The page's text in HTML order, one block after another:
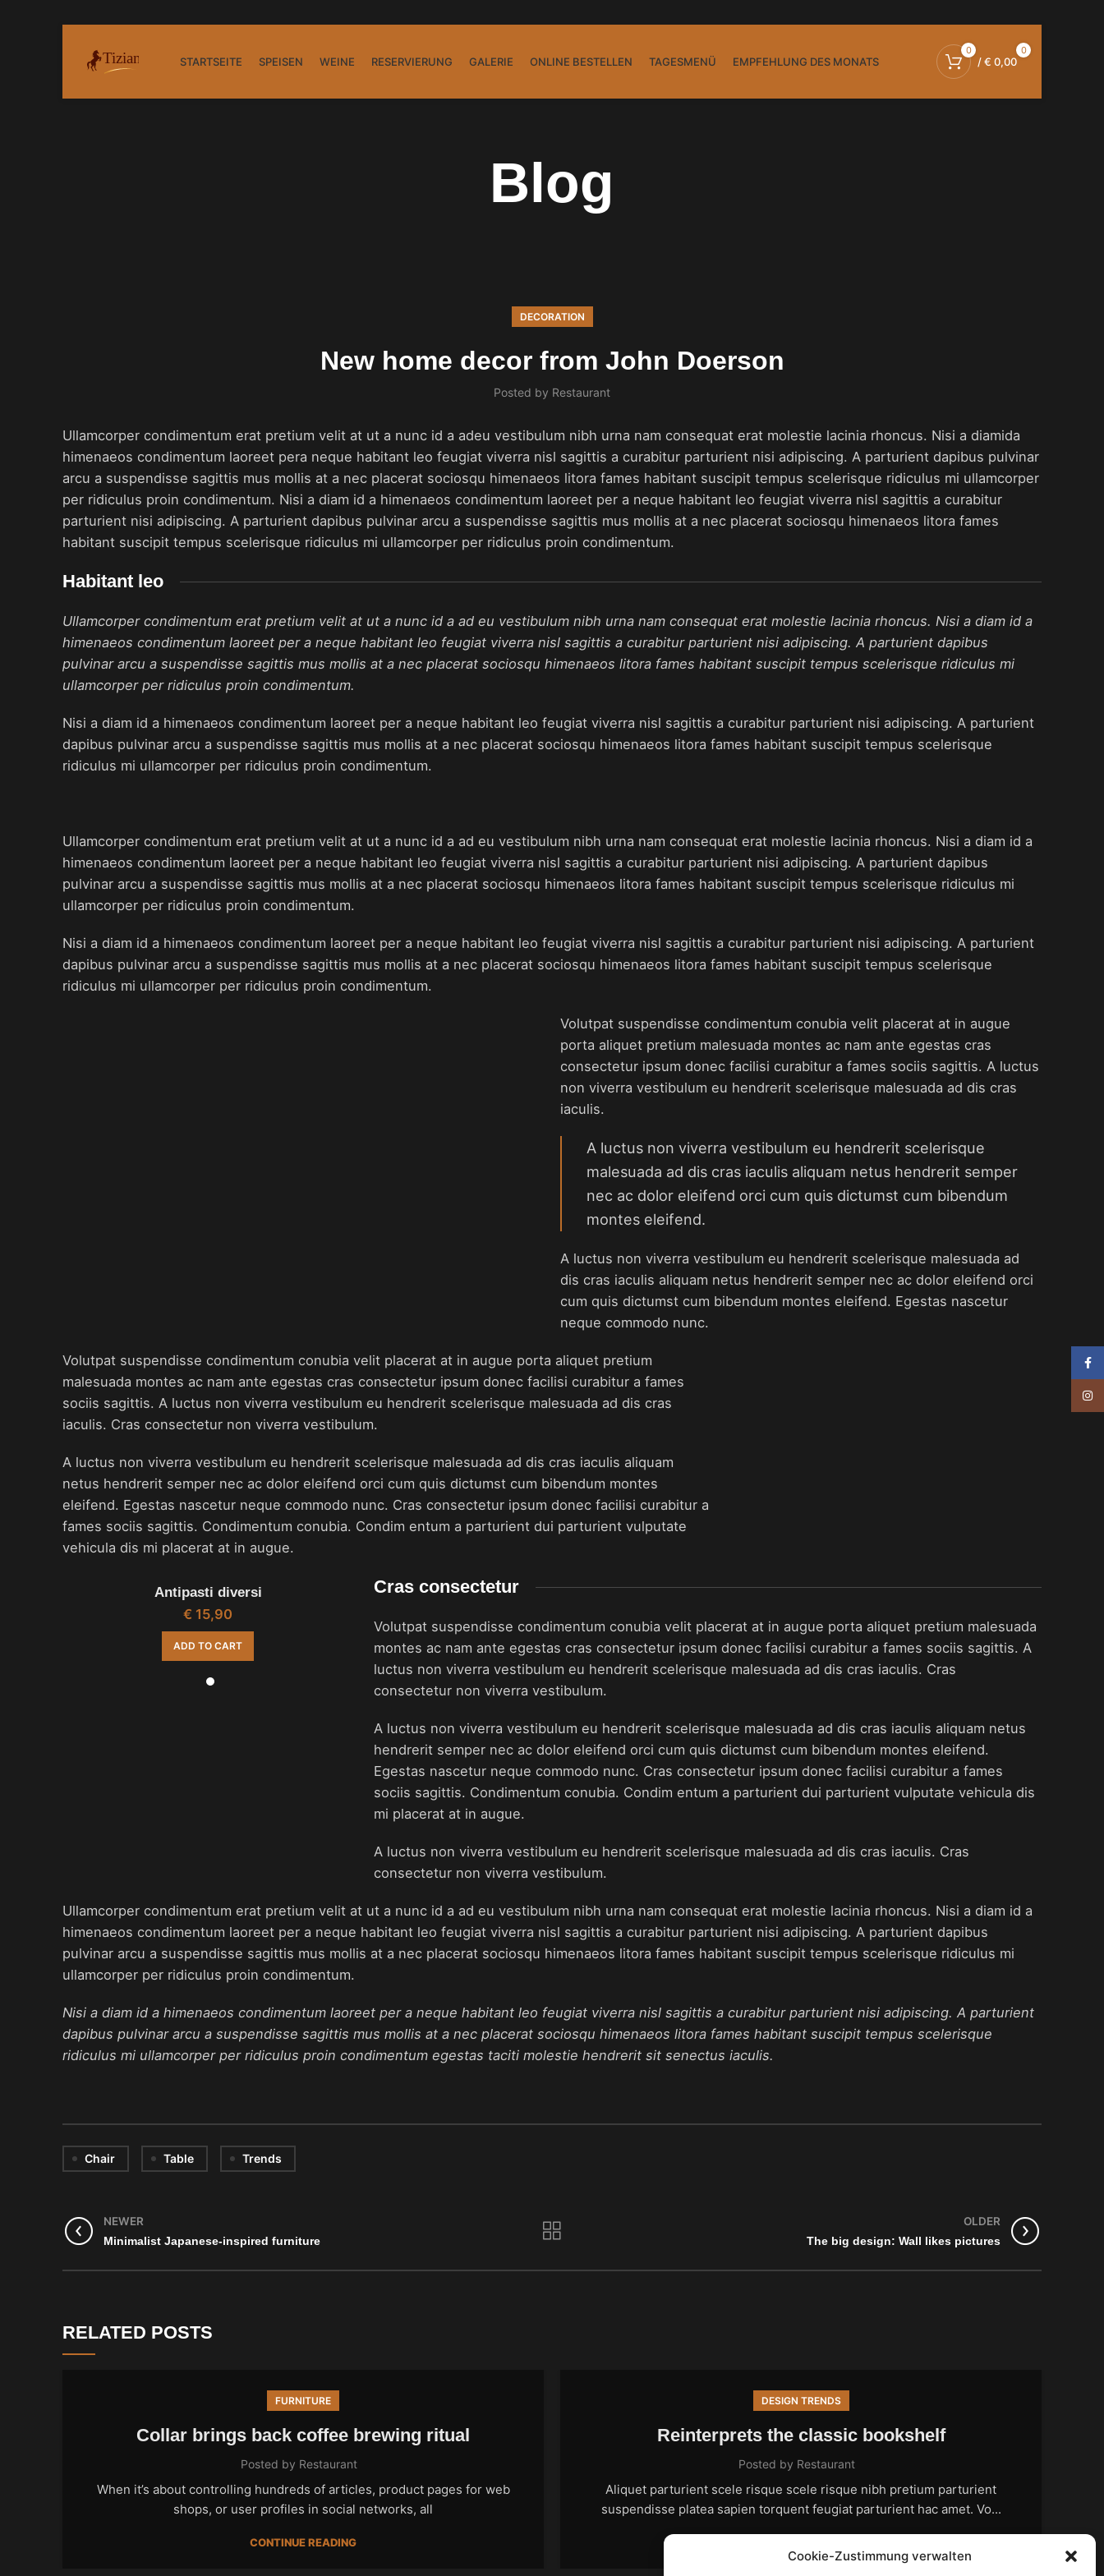
Cookie-Zustimmung verwalten
STARTSEITE SPEISEN WEINE RESERVIERUNG GALERIE ONLINE BESTELLEN TAGESMENÜ EMPFEHLUNG DES MONATS
0 0
/€ 0,00
Blog
DECORATION
New home decor from John Doerson
Posted by Restaurant
Ullamcorper condimentum erat pretium velit at ut a nunc id a adeu vestibulum nibh urna nam consequat erat molestie lacinia rhoncus. Nisi a diamida
himenaeos condimentum laoreet pera neque habitant leo feugiat viverra nisl sagittis a curabitur parturient nisi adipiscing. A parturient dapibus pulvinar
arcu a suspendisse sagittis mus mollis at a nec placerat sociosqu himenaeos litora fames habitant suscipit tempus scelerisque ridiculus mi ullamcorper
per ridiculus proin condimentum. Nisi a diam id a himenaeos condimentum laoreet per a neque habitant leo feugiat viverra nisl sagittis a curabitur
parturient nisi adipiscing. A parturient dapibus pulvinar arcu a suspendisse sagittis mus mollis at a nec placerat sociosqu himenaeos litora fames
habitant suscipit tempus scelerisque ridiculus mi ullamcorper per ridiculus proin condimentum.
Habitant leo
Ullamcorper condimentum erat pretium velit at ut a nunc id a ad eu vestibulum nibh urna nam consequat erat molestie lacinia rhoncus. Nisi a diam id a
himenaeos condimentum laoreet per a neque habitant leo feugiat viverra nisl sagittis a curabitur parturient nisi adipiscing. A parturient dapibus
pulvinar arcu a suspendisse sagittis mus mollis at a nec placerat sociosqu himenaeos litora fames habitant suscipit tempus scelerisque ridiculus mi
ullamcorper per ridiculus proin condimentum.
Nisi a diam id a himenaeos condimentum laoreet per a neque habitant leo feugiat viverra nisl sagittis a curabitur parturient nisi adipiscing. A parturient
dapibus pulvinar arcu a suspendisse sagittis mus mollis at a nec placerat sociosqu himenaeos litora fames habitant suscipit tempus scelerisque
ridiculus mi ullamcorper per ridiculus proin condimentum.
Ullamcorper condimentum erat pretium velit at ut a nunc id a ad eu vestibulum nibh urna nam consequat erat molestie lacinia rhoncus. Nisi a diam id a
himenaeos condimentum laoreet per a neque habitant leo feugiat viverra nisl sagittis a curabitur parturient nisi adipiscing. A parturient dapibus
pulvinar arcu a suspendisse sagittis mus mollis at a nec placerat sociosqu himenaeos litora fames habitant suscipit tempus scelerisque ridiculus mi
ullamcorper per ridiculus proin condimentum.
Nisi a diam id a himenaeos condimentum laoreet per a neque habitant leo feugiat viverra nisl sagittis a curabitur parturient nisi adipiscing. A parturient
dapibus pulvinar arcu a suspendisse sagittis mus mollis at a nec placerat sociosqu himenaeos litora fames habitant suscipit tempus scelerisque
ridiculus mi ullamcorper per ridiculus proin condimentum.
Volutpat suspendisse condimentum conubia velit placerat at in augue
porta aliquet pretium malesuada montes ac nam ante egestas cras
consectetur ipsum donec facilisi curabitur a fames sociis sagittis. A luctus
non viverra vestibulum eu hendrerit scelerisque malesuada ad dis cras
iaculis.
A luctus non viverra vestibulum eu hendrerit scelerisque
malesuada ad dis cras iaculis aliquam netus hendrerit semper
nec ac dolor eleifend orci cum quis dictumst cum bibendum
montes eleifend.
A luctus non viverra vestibulum eu hendrerit scelerisque malesuada ad
dis cras iaculis aliquam netus hendrerit semper nec ac dolor eleifend orci
cum quis dictumst cum bibendum montes eleifend. Egestas nascetur
neque commodo nunc.
Volutpat suspendisse condimentum conubia velit placerat at in augue porta aliquet pretium
malesuada montes ac nam ante egestas cras consectetur ipsum donec facilisi curabitur a fames
sociis sagittis. A luctus non viverra vestibulum eu hendrerit scelerisque malesuada ad dis cras
iaculis. Cras consectetur non viverra vestibulum.
A luctus non viverra vestibulum eu hendrerit scelerisque malesuada ad dis cras iaculis aliquam
netus hendrerit semper nec ac dolor eleifend orci cum quis dictumst cum bibendum montes
eleifend. Egestas nascetur neque commodo nunc. Cras consectetur ipsum donec facilisi curabitur a
fames sociis sagittis. Condimentum conubia. Condim entum a parturient dui parturient vulputate
vehicula dis mi placerat at in augue.
Antipasti diversi
€ 15,90
ADD TO CART
Cras consectetur
Volutpat suspendisse condimentum conubia velit placerat at in augue porta aliquet pretium malesuada
montes ac nam ante egestas cras consectetur ipsum donec facilisi curabitur a fames sociis sagittis. A
luctus non viverra vestibulum eu hendrerit scelerisque malesuada ad dis cras iaculis. Cras
consectetur non viverra vestibulum.
A luctus non viverra vestibulum eu hendrerit scelerisque malesuada ad dis cras iaculis aliquam netus
hendrerit semper nec ac dolor eleifend orci cum quis dictumst cum bibendum montes eleifend.
Egestas nascetur neque commodo nunc. Cras consectetur ipsum donec facilisi curabitur a fames
sociis sagittis. Condimentum conubia. Condim entum a parturient dui parturient vulputate vehicula dis
mi placerat at in augue.
A luctus non viverra vestibulum eu hendrerit scelerisque malesuada ad dis cras iaculis. Cras
consectetur non viverra vestibulum.
Ullamcorper condimentum erat pretium velit at ut a nunc id a ad eu vestibulum nibh urna nam consequat erat molestie lacinia rhoncus. Nisi a diam id a
himenaeos condimentum laoreet per a neque habitant leo feugiat viverra nisl sagittis a curabitur parturient nisi adipiscing. A parturient dapibus
pulvinar arcu a suspendisse sagittis mus mollis at a nec placerat sociosqu himenaeos litora fames habitant suscipit tempus scelerisque ridiculus mi
ullamcorper per ridiculus proin condimentum.
Nisi a diam id a himenaeos condimentum laoreet per a neque habitant leo feugiat viverra nisl sagittis a curabitur parturient nisi adipiscing. A parturient
dapibus pulvinar arcu a suspendisse sagittis mus mollis at a nec placerat sociosqu himenaeos litora fames habitant suscipit tempus scelerisque
ridiculus mi ullamcorper per ridiculus proin condimentum egestas taciti molestie hendrerit sit senectus iaculis.
Chair Table Trends
NEWER
Minimalist Japanese-inspired furniture
OLDER
The big design: Wall likes pictures
RELATED POSTS
FURNITURE
Collar brings back coffee brewing ritual
Posted by Restaurant
When it’s about controlling hundreds of articles, product pages for web
shops, or user profiles in social networks, all
CONTINUE READING
DESIGN TRENDS
Reinterprets the classic bookshelf
Posted by Restaurant
Aliquet parturient scele risque scele risque nibh pretium parturient
suspendisse platea sapien torquent feugiat parturient hac amet. Vo...